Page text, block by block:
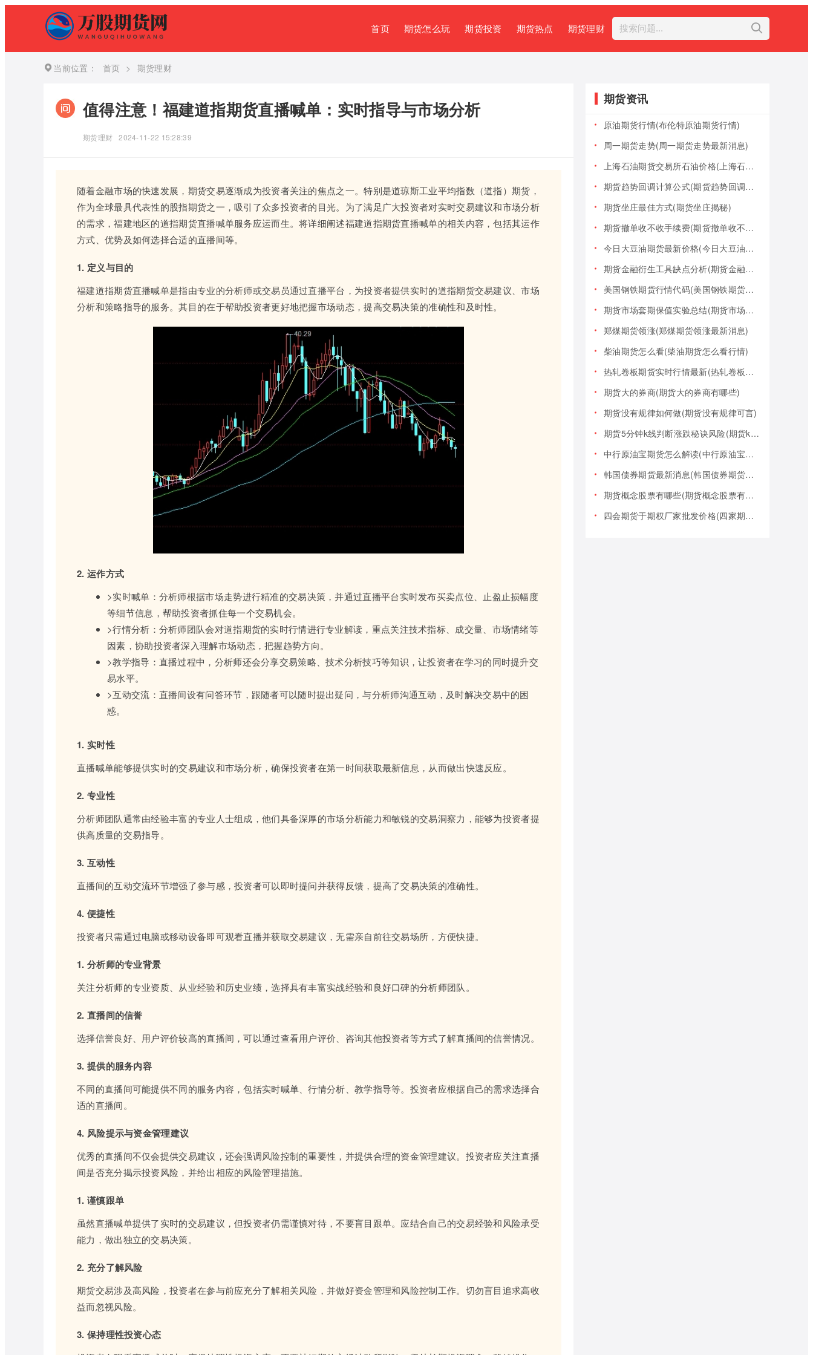
首页 期货怎么玩 期货投资 期货热点 期货理财
当前位置： 首页 > 期货理财
值得注意！福建道指期货直播喊单：实时指导与市场分析
期货理财 2024-11-22 15:28:39
随着金融市场的快速发展，期货交易逐渐成为投资者关注的焦点之一。特别是道琼斯工业平均指数（道指）期货，
作为全球最具代表性的股指期货之一，吸引了众多投资者的目光。为了满足广大投资者对实时交易建议和市场分析
的需求，福建地区的道指期货直播喊单服务应运而生。将详细阐述福建道指期货直播喊单的相关内容，包括其运作
方式、优势及如何选择合适的直播间等。
1. 定义与目的
福建道指期货直播喊单是指由专业的分析师或交易员通过直播平台，为投资者提供实时的道指期货交易建议、市场
分析和策略指导的服务。其目的在于帮助投资者更好地把握市场动态，提高交易决策的准确性和及时性。
2. 运作方式
>实时喊单：分析师根据市场走势进行精准的交易决策，并通过直播平台实时发布买卖点位、止盈止损幅度
等细节信息，帮助投资者抓住每一个交易机会。
>行情分析：分析师团队会对道指期货的实时行情进行专业解读，重点关注技术指标、成交量、市场情绪等
因素，协助投资者深入理解市场动态，把握趋势方向。
>教学指导：直播过程中，分析师还会分享交易策略、技术分析技巧等知识，让投资者在学习的同时提升交
易水平。
>互动交流：直播间设有问答环节，跟随者可以随时提出疑问，与分析师沟通互动，及时解决交易中的困
惑。
1. 实时性
直播喊单能够提供实时的交易建议和市场分析，确保投资者在第一时间获取最新信息，从而做出快速反应。
2. 专业性
分析师团队通常由经验丰富的专业人士组成，他们具备深厚的市场分析能力和敏锐的交易洞察力，能够为投资者提
供高质量的交易指导。
3. 互动性
直播间的互动交流环节增强了参与感，投资者可以即时提问并获得反馈，提高了交易决策的准确性。
4. 便捷性
投资者只需通过电脑或移动设备即可观看直播并获取交易建议，无需亲自前往交易场所，方便快捷。
1. 分析师的专业背景
关注分析师的专业资质、从业经验和历史业绩，选择具有丰富实战经验和良好口碑的分析师团队。
2. 直播间的信誉
选择信誉良好、用户评价较高的直播间，可以通过查看用户评价、咨询其他投资者等方式了解直播间的信誉情况。
3. 提供的服务内容
不同的直播间可能提供不同的服务内容，包括实时喊单、行情分析、教学指导等。投资者应根据自己的需求选择合
适的直播间。
4. 风险提示与资金管理建议
优秀的直播间不仅会提供交易建议，还会强调风险控制的重要性，并提供合理的资金管理建议。投资者应关注直播
间是否充分揭示投资风险，并给出相应的风险管理措施。
1. 谨慎跟单
虽然直播喊单提供了实时的交易建议，但投资者仍需谨慎对待，不要盲目跟单。应结合自己的交易经验和风险承受
能力，做出独立的交易决策。
2. 充分了解风险
期货交易涉及高风险，投资者在参与前应充分了解相关风险，并做好资金管理和风险控制工作。切勿盲目追求高收
益而忽视风险。
3. 保持理性投资心态
期货资讯
原油期货行情(布伦特原油期货行情)
周一期货走势(周一期货走势最新消息)
上海石油期货交易所石油价格(上海石油期货交易所石油价格查询)
期货趋势回调计算公式(期货趋势回调计算公式是什么)
期货坐庄最佳方式(期货坐庄揭秘)
期货撤单收不收手续费(期货撤单收不收手续费用)
今日大豆油期货最新价格(今日大豆油期货最新价格行情)
期货金融衍生工具缺点分析(期货金融衍生工具缺点分析报告)
美国钢铁期货行情代码(美国钢铁期货行情大盘)
期货市场套期保值实验总结(期货市场套期保值实验总结报告)
郑煤期货领涨(郑煤期货领涨最新消息)
柴油期货怎么看(柴油期货怎么看行情)
热轧卷板期货实时行情最新(热轧卷板期货实时行情最新报价)
期货大的券商(期货大的券商有哪些)
期货没有规律如何做(期货没有规律可言)
期货5分钟k线判断涨跌秘诀风险(期货k线技巧)
中行原油宝期货怎么解读(中行原油宝期货事件)
韩国债券期货最新消息(韩国债券期货最新消息新闻)
期货概念股票有哪些(期货概念股票有哪些类型)
四会期货于期权厂家批发价格(四家期货交易)